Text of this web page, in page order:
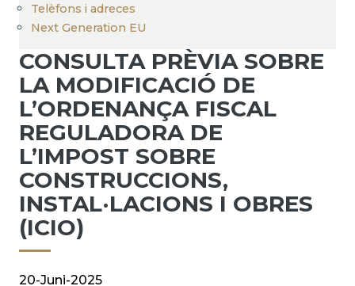
Telèfons i adreces
Next Generation EU
CONSULTA PRÈVIA SOBRE
LA MODIFICACIÓ DE
L’ORDENANÇA FISCAL
REGULADORA DE
L’IMPOST SOBRE
CONSTRUCCIONS,
INSTAL·LACIONS I OBRES
(ICIO)
20-Juni-2025